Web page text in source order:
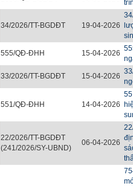
34/2026/TT-BGDĐT 19-04-2026
555/QĐ-ĐHH 15-04-2026
33/2026/TT-BGDĐT 15-04-2026
551/QĐ-ĐHH 14-04-2026
22/2026/TT-BGDĐT
(241/2026/SY-UBND)
06-04-2026